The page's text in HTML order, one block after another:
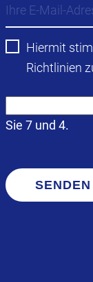
Hiermit
Richtlinien
Sie 7 und 4.
SENDEN